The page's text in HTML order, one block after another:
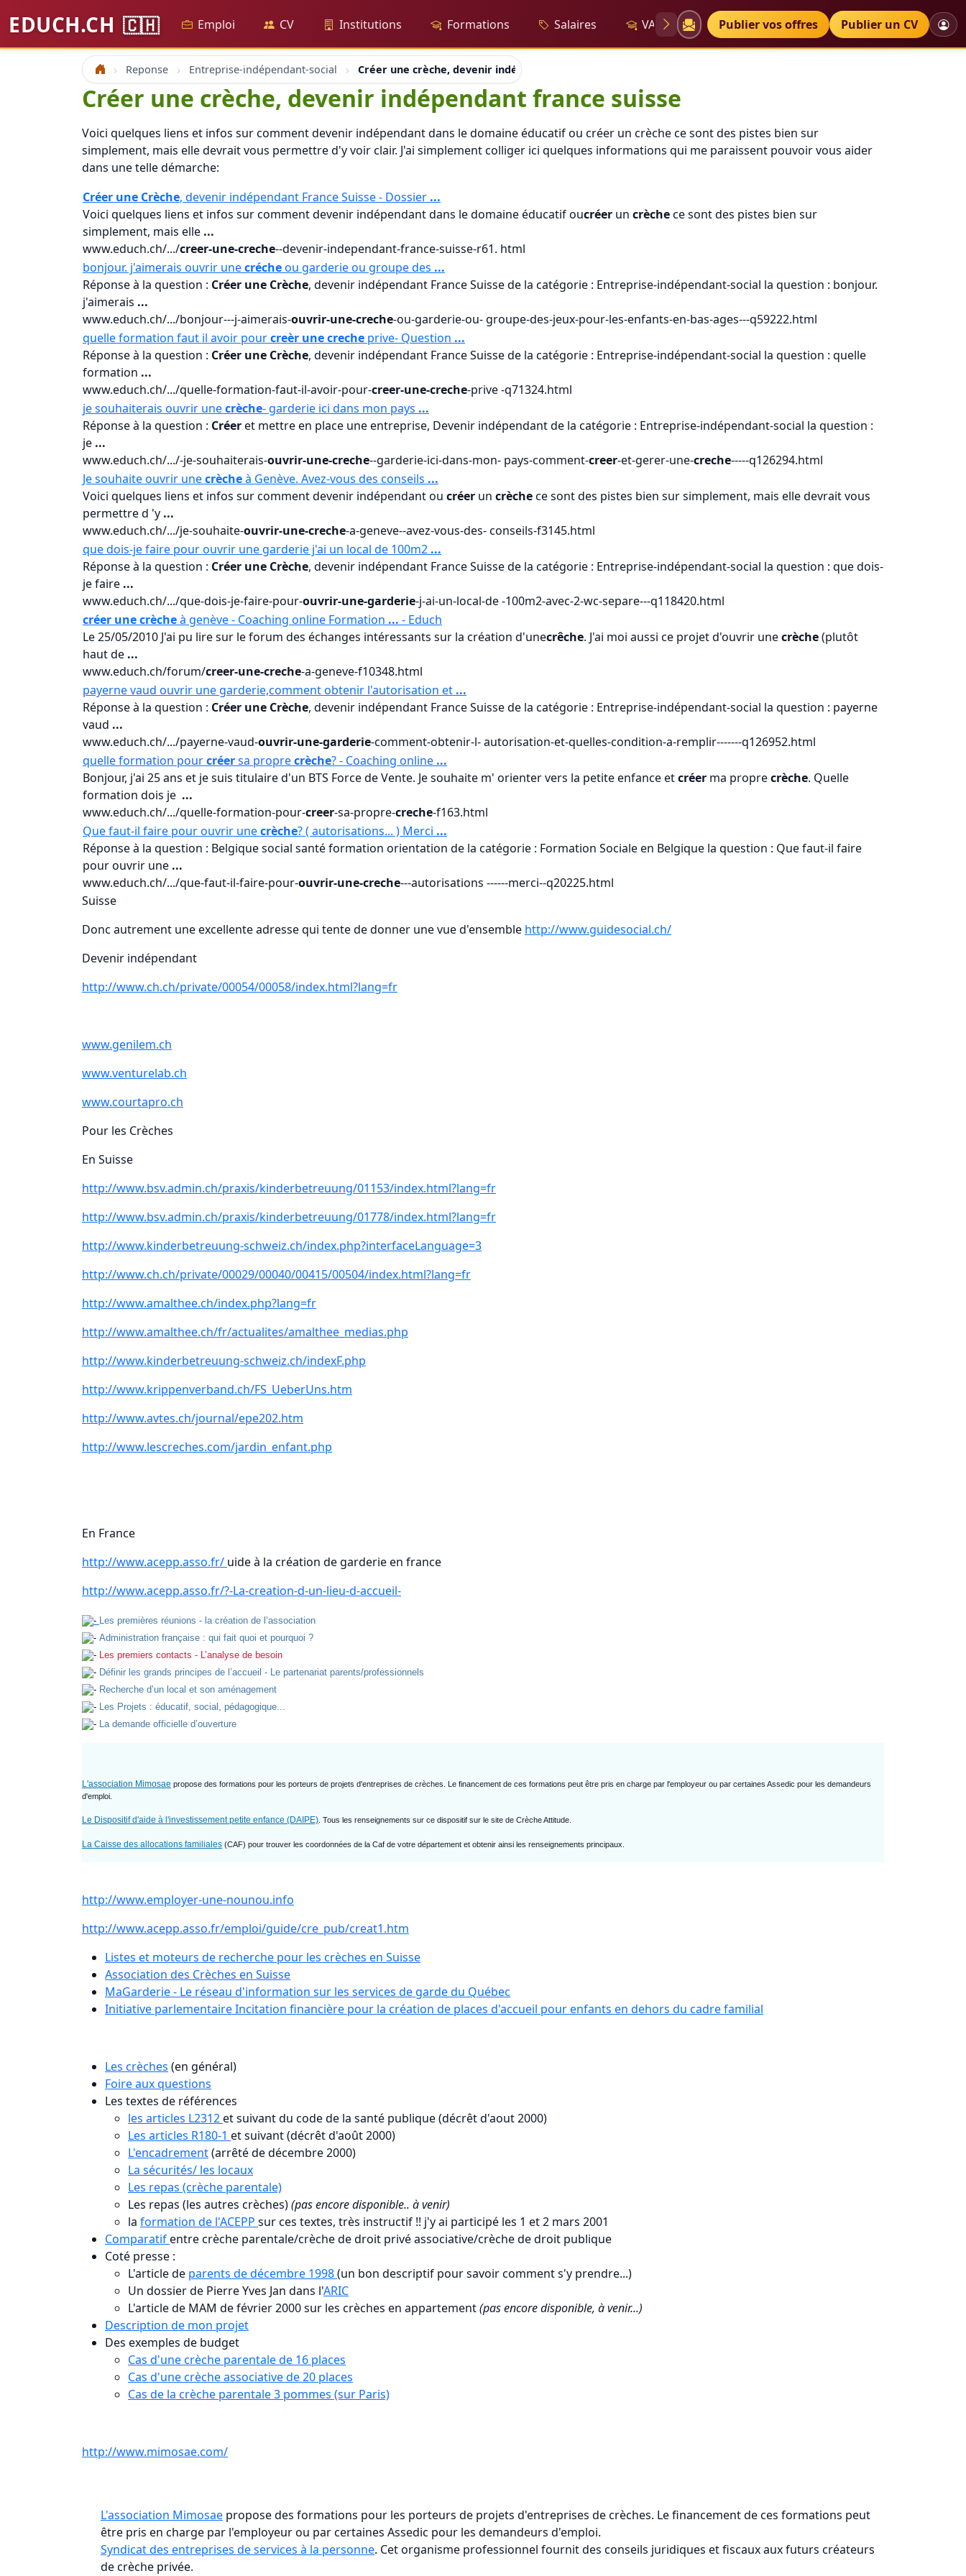
EDUCH.CH 🇨🇭 Emploi CV Institutions Formations Salaires VAE Diplômes Petites annonces
Publier vos offres Publier un CV
Accueil Reponse Entreprise-indépendant-social Créer une crèche, devenir indépendant france suisse
Créer une crèche, devenir indépendant france suisse
Voici quelques liens et infos sur comment devenir indépendant dans le domaine éducatif ou créer un crèche ce sont des pistes bien sur
simplement, mais elle devrait vous permettre d'y voir clair. J'ai simplement colliger ici quelques informations qui me paraissent pouvoir vous aider
dans une telle démarche:
Créer une Crèche, devenir indépendant France Suisse - Dossier ...
Voici quelques liens et infos sur comment devenir indépendant dans le domaine éducatif oucréer un crèchece sont des pistes bien sur
simplement, mais elle ...
www.educh.ch/.../creer-une-creche--devenir-independant-france-suisse-r61. html
bonjour. j'aimerais ouvrir unecrécheou garderie ou groupe des ...
Réponse à la question : Créer une Crèche, devenir indépendant France Suisse de la catégorie : Entreprise-indépendant-social la question : bonjour.
j'aimerais ...
www.educh.ch/.../bonjour---j-aimerais-ouvrir-une-creche-ou-garderie-ou- groupe-des-jeux-pour-les-enfants-en-bas-ages---q59222.html
quelle formation faut il avoir pourcreèr une creche prive- Question ...
Réponse à la question : Créer une Crèche, devenir indépendant France Suisse de la catégorie : Entreprise-indépendant-social la question : quelle
formation ...
www.educh.ch/.../quelle-formation-faut-il-avoir-pour-creer-une-creche-prive -q71324.html
je souhaiterais ouvrir unecrèche- garderie ici dans mon pays ...
Réponse à la question : Créeret mettre en place une entreprise, Devenir indépendant de la catégorie : Entreprise-indépendant-social la question :
je ...
www.educh.ch/.../-je-souhaiterais-ouvrir-une-creche--garderie-ici-dans-mon- pays-comment-creer-et-gerer-une-creche-----q126294.html
Je souhaite ouvrir unecrècheà Genève. Avez-vous des conseils ...
Voici quelques liens et infos sur comment devenir indépendant ou créer un crèchece sont des pistes bien sur simplement, mais elle devrait vous
permettre d 'y ...
www.educh.ch/.../je-souhaite-ouvrir-une-creche-a-geneve--avez-vous-des- conseils-f3145.html
que dois-je faire pour ouvrir une garderie j'ai un local de 100m2 ...
Réponse à la question : Créer une Crèche, devenir indépendant France Suisse de la catégorie : Entreprise-indépendant-social la question : que dois-
je faire ...
www.educh.ch/.../que-dois-je-faire-pour-ouvrir-une-garderie-j-ai-un-local-de -100m2-avec-2-wc-separe---q118420.html
créer une crècheà genève - Coaching online Formation ... - Educh
Le 25/05/2010 J'ai pu lire sur le forum des échanges intéressants sur la création d'unecrêche. J'ai moi aussi ce projet d'ouvrir unecrèche(plutôt
haut de ...
www.educh.ch/forum/creer-une-creche-a-geneve-f10348.html
payerne vaud ouvrir une garderie,comment obtenir l'autorisation et ...
Réponse à la question : Créer une Crèche, devenir indépendant France Suisse de la catégorie : Entreprise-indépendant-social la question : payerne
vaud ...
www.educh.ch/.../payerne-vaud-ouvrir-une-garderie-comment-obtenir-l- autorisation-et-quelles-condition-a-remplir-------q126952.html
quelle formation pourcréersa proprecrèche? - Coaching online ...
Bonjour, j'ai 25 ans et je suis titulaire d'un BTS Force de Vente. Je souhaite m' orienter vers la petite enfance etcréer ma proprecrèche. Quelle
formation dois je ...
www.educh.ch/.../quelle-formation-pour-creer-sa-propre-creche-f163.html
Que faut-il faire pour ouvrir unecrèche? ( autorisations... ) Merci ...
Réponse à la question : Belgique social santé formation orientation de la catégorie : Formation Sociale en Belgique la question : Que faut-il faire
pour ouvrir une ...
www.educh.ch/.../que-faut-il-faire-pour-ouvrir-une-creche---autorisations ------merci--q20225.html
Suisse
Donc autrement une excellente adresse qui tente de donner une vue d'ensemble http://www.guidesocial.ch/
Devenir indépendant
http://www.ch.ch/private/00054/00058/index.html?lang=fr
www.genilem.ch
www.venturelab.ch
www.courtapro.ch
Pour les Crèches
En Suisse
http://www.bsv.admin.ch/praxis/kinderbetreuung/01153/index.html?lang=fr
http://www.bsv.admin.ch/praxis/kinderbetreuung/01778/index.html?lang=fr
http://www.kinderbetreuung-schweiz.ch/index.php?interfaceLanguage=3
http://www.ch.ch/private/00029/00040/00415/00504/index.html?lang=fr
http://www.amalthee.ch/index.php?lang=fr
http://www.amalthee.ch/fr/actualites/amalthee_medias.php
http://www.kinderbetreuung-schweiz.ch/indexF.php
http://www.krippenverband.ch/FS_UeberUns.htm
http://www.avtes.ch/journal/epe202.htm
http://www.lescreches.com/jardin_enfant.php
En France
http://www.acepp.asso.fr/ uide à la création de garderie en france
http://www.acepp.asso.fr/?-La-creation-d-un-lieu-d-accueil-
Les premières réunions - la création de l’association
Administration française : qui fait quoi et pourquoi ?
Les premiers contacts - L’analyse de besoin
Définir les grands principes de l’accueil - Le partenariat parents/professionnels
Recherche d’un local et son aménagement
Les Projets : éducatif, social, pédagogique...
La demande officielle d’ouverture
L'association Mimosae propose des formations pour les porteurs de projets d'entreprises de crèches. Le financement de ces formations peut être pris en charge par l'employeur ou par certaines Assedic pour les demandeurs
d'emploi.
Le Dispositif d'aide à l'investissement petite enfance (DAIPE) . Tous les renseignements sur ce dispositif sur le site de Crèche Attitude.
La Caisse des allocations familiales (CAF) pour trouver les coordonnées de la Caf de votre département et obtenir ainsi les renseignements principaux.
http://www.employer-une-nounou.info
http://www.acepp.asso.fr/emploi/guide/cre_pub/creat1.htm
Listes et moteurs de recherche pour les crèches en Suisse
Association des Crèches en Suisse
MaGarderie - Le réseau d'information sur les services de garde du Québec
Initiative parlementaire Incitation financière pour la création de places d'accueil pour enfants en dehors du cadre familial
Les crèches (en général)
Foire aux questions
Les textes de références
les articles L2312et suivant du code de la santé publique (décrêt d'aout 2000)
Les articles R180-1 et suivant (décrêt d'août 2000)
L'encadrement(arrêté de décembre 2000)
La sécurités/ les locaux
Les repas (crèche parentale)
Les repas (les autres crèches)(pas encore disponible.. à venir)
la formation de l'ACEPP sur ces textes, très instructif !! j'y ai participé les 1 et 2 mars 2001
Comparatifentre crèche parentale/crèche de droit privé associative/crèche de droit publique
Coté presse :
L'article de parents de décembre 1998(un bon descriptif pour savoir comment s'y prendre...)
Un dossier de Pierre Yves Jan dans l'ARIC
L'article de MAM de février 2000 sur les crèches en appartement(pas encore disponible, à venir...)
Description de mon projet
Des exemples de budget
Cas d'une crèche parentale de 16 places
Cas d'une crèche associative de 20 places
Cas de la crèche parentale 3 pommes (sur Paris)
http://www.mimosae.com/
L'association Mimosae propose des formations pour les porteurs de projets d'entreprises de crèches. Le financement de ces formations peut
être pris en charge par l'employeur ou par certaines Assedic pour les demandeurs d'emploi.
Syndicat des entreprises de services à la personne. Cet organisme professionnel fournit des conseils juridiques et fiscaux aux futurs créateurs
de crèche privée.